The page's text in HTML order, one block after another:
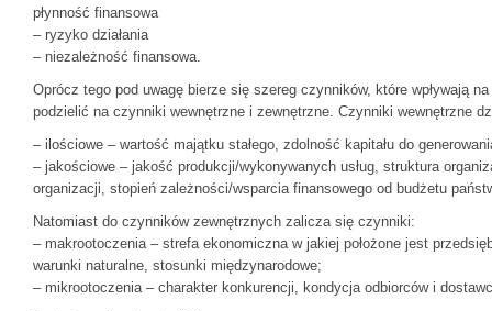
płynność finansowa
– ryzyko działania
– niezależność finansowa.
Oprócz tego pod uwagę bierze się szereg czynników, które wpływają
podzielić na czynniki wewnętrzne i zewnętrzne. Czynniki wewnętrzne
– ilościowe – wartość majątku stałego, zdolność kapitału do
– jakościowe – jakość produkcji/wykonywanych usług, struktura
organizacji, stopień zależności/wsparcia finansowego od budżetu
Natomiast do czynników zewnętrznych zalicza się czynniki:
– makrootoczenia – strefa ekonomiczna w jakiej położone jest
warunki naturalne, stosunki międzynarodowe;
– mikrootoczenia – charakter konkurencji, kondycja odbiorców i